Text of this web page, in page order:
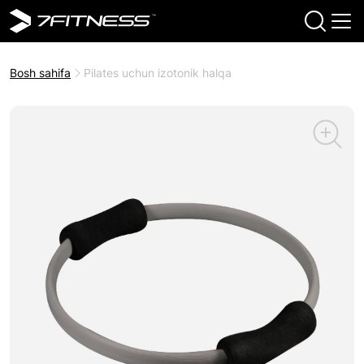
Bosh sahifa Pilates uchun izotonik halqa